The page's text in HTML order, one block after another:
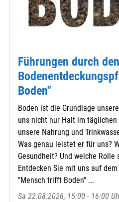
Führungen durch den
Boden"
Boden ist die Grundlage
uns nicht nur Halt im
unsere Nahrung und
Was genau leistet er für uns?
Gesundheit? Und welche
Entdecken Sie mit uns auf
"Mensch trifft Boden" ...
Sa 22.08.2026, 15:00 - 16:00